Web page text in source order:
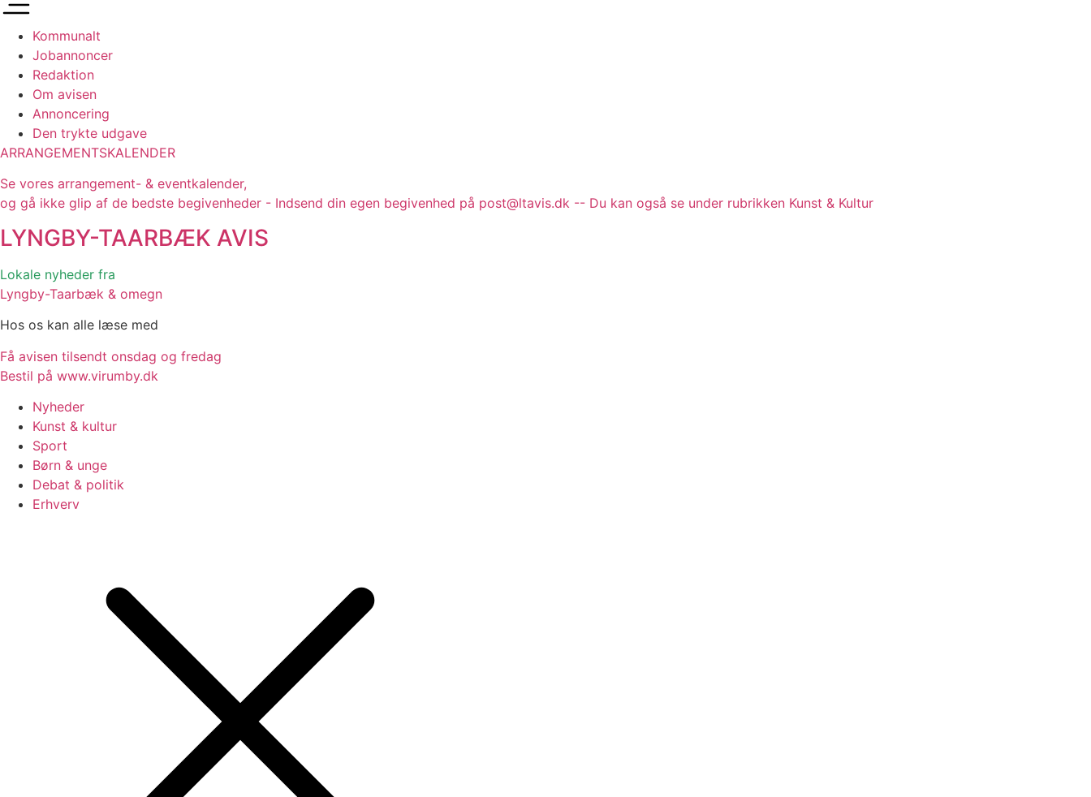
Kommunalt
Jobannoncer
Redaktion
Om avisen
Annoncering
Den trykte udgave
ARRANGEMENTSKALENDER
Se vores arrangement- & eventkalender,
og gå ikke glip af de bedste begivenheder - Indsend din egen begivenhed på post@ltavis.dk -- Du kan også se under rubrikken Kunst & Kultur
LYNGBY-TAARBÆK AVIS
Lokale nyheder fra
Lyngby-Taarbæk & omegn
Hos os kan alle læse med
Få avisen tilsendt onsdag og fredag
Bestil på www.virumby.dk
Nyheder
Kunst & kultur
Sport
Børn & unge
Debat & politik
Erhverv